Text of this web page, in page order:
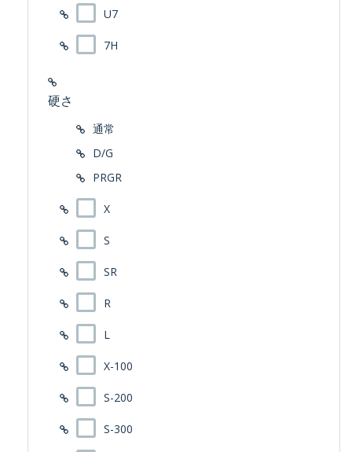
U7
7H
硬さ
通常
D/G
PRGR
X
S
SR
R
L
X-100
S-200
S-300